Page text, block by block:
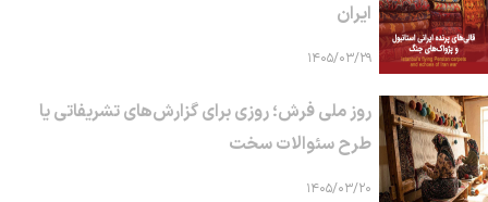
ایران
۱۴۰۵/۰۳/۲۹
روز ملی فرش؛ روزی برای گزارش‌های تشریفاتی یا
طرح سئوالات سخت
۱۴۰۵/۰۳/۲۰